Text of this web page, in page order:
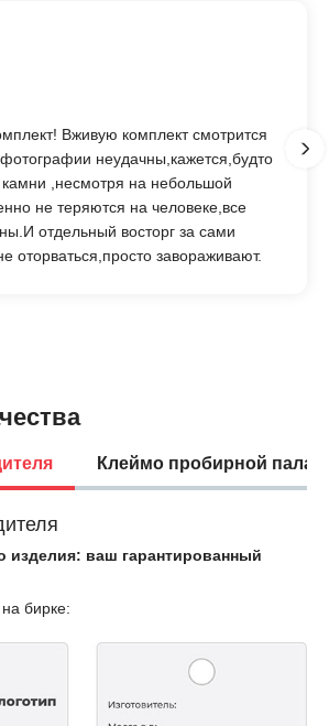
Вживую комплект смотрится
неудачны,кажется,будто
,несмотря на небольшой
не теряются на человеке,все
отдельный восторг за сами
оторваться,просто завораживают.
Клеймо пробирной
изделия: ваш гарантированный
бирке: